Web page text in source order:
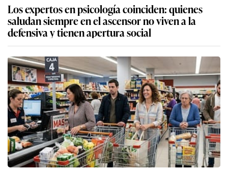
Los expertos en psicología coinciden: quienes
saludan siempre en el ascensor no viven a la
defensiva y tienen apertura social